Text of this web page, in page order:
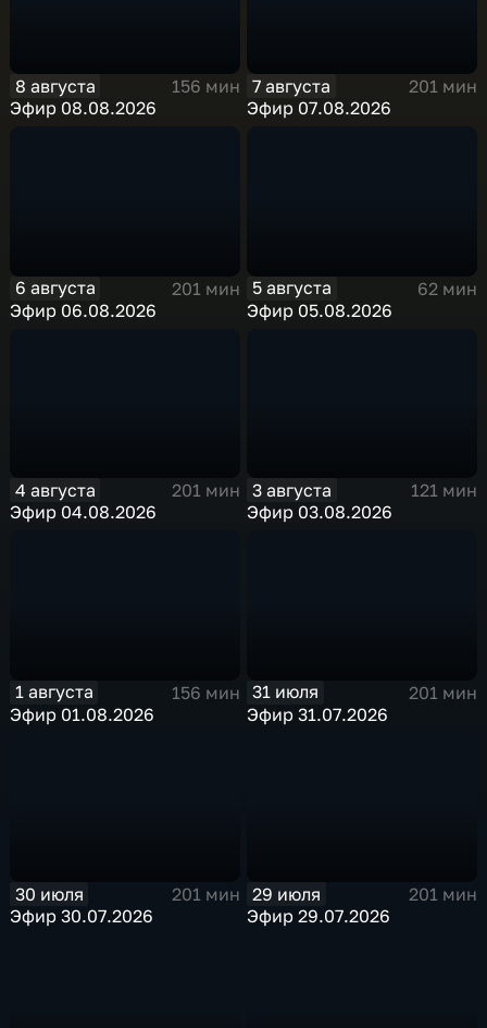
8 августа
156 мин
Эфир 08.08.2026
7 августа
201 мин
Эфир 07.08.2026
6 августа
201 мин
Эфир 06.08.2026
5 августа
62 мин
Эфир 05.08.2026
4 августа
201 мин
Эфир 04.08.2026
3 августа
121 мин
Эфир 03.08.2026
1 августа
156 мин
Эфир 01.08.2026
31 июля
201 мин
Эфир 31.07.2026
30 июля
201 мин
Эфир 30.07.2026
29 июля
201 мин
Эфир 29.07.2026